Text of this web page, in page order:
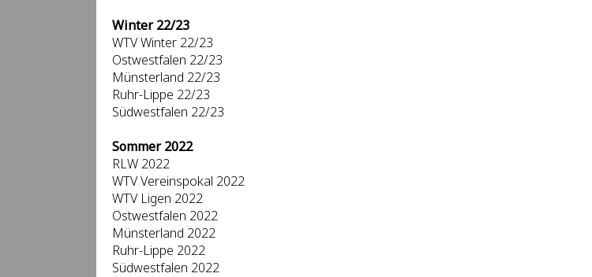
Winter 22/23
WTV Winter 22/23
Ostwestfalen 22/23
Münsterland 22/23
Ruhr-Lippe 22/23
Südwestfalen 22/23
Sommer 2022
RLW 2022
WTV Vereinspokal 2022
WTV Ligen 2022
Ostwestfalen 2022
Münsterland 2022
Ruhr-Lippe 2022
Südwestfalen 2022